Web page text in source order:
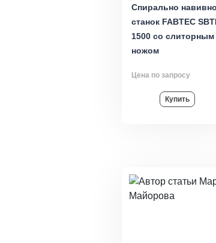
Спирально
станок FABTEC
1500 со слиторным
ножом
Цена по запросу
Купить